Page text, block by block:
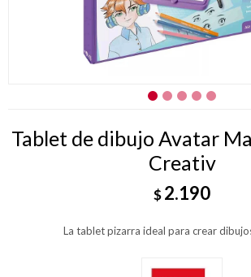
Tablet de dibujo Avatar
Creativ
$2.190
La tablet pizarra ideal para crear